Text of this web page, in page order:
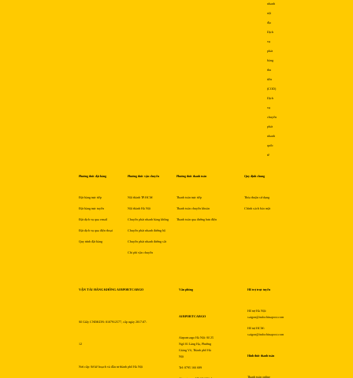
nhanh
nội
địa
Dịch
vụ
phát
hàng
thu
tiền
(COD)
Dịch
vụ
chuyển
phát
nhanh
quốc
tế
Phương thức đặt hàng
Đặt hàng trực tiếp
Đặt hàng trực tuyến
Đặt dịch vụ qua email
Đặt dịch vụ qua điện thoại
Quy trình đặt hàng
Phương thức vận chuyển
Nội thành TP.HCM
Nội thành Hà Nội
Chuyển phát nhanh hàng không
Chuyển phát nhanh đường bộ
Chuyển phát nhanh đường sắt
Chi phí vận chuyển
Phương thức thanh toán
Thanh toán trực tiếp
Thanh toán chuyển khoản
Thanh toán qua đường bưu điện
Quy định chung
Thỏa thuận sử dụng
Chính sách bảo mật
VẬN TẢI HÀNG KHÔNG AIRPORTCARGO
Số Giấy CNĐKDN: 0107912577, cấp ngày 2017-07-
12
Nơi cấp: Sở kế hoạch và đầu tư thành phố Hà Nội
Văn phòng
AIRPORTCARGO
Airportcargo Hà Nội: Số 25
Ngõ 81 Láng Hạ, Phường
Giảng Võ, Thành phố Hà
Nội
Tel: 0795 166 689
Hỗ trợ trực tuyến
Hỗ trợ Hà Nội:
saigon@indochinapost.com
Hỗ trợ HCM:
saigon@indochinapost.com
Hình thức thanh toán
Thanh toán online